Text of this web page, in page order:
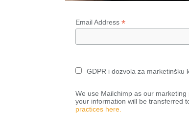
Email Address*
GDPR i dozvola za marketinšku
We use Mailchimp as our
your information will be transferred
practices here.